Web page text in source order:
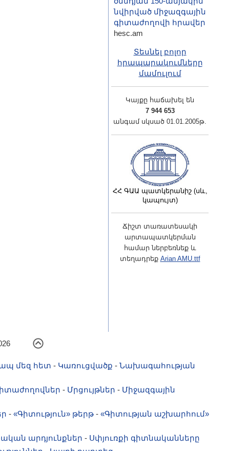
նվիրված միջազգային
գիտաժողովի հրավեր
hesc.am
Տեսնել բոլոր
հրապարակումները
մամուլում
Կայքը հաճախել են
7 944 653
անգամ սկսած 01.01.2005թ.
ՀՀ ԳԱԱ պատկերանիշ (սև,
կապույտ)
Ճիշտ տառատեսակի
արտապատկերման
համար ներբեռնեք և
տեղադրեք Arian AMU.ttf
մեզ հետ - Կառուցվածք - Նախագահության
- Մրցույթներ - Միջազգային
- «Գիտություն» թերթ - «Գիտության աշխարհում»
արդյունքներ - Սփյուռքի գիտնականները